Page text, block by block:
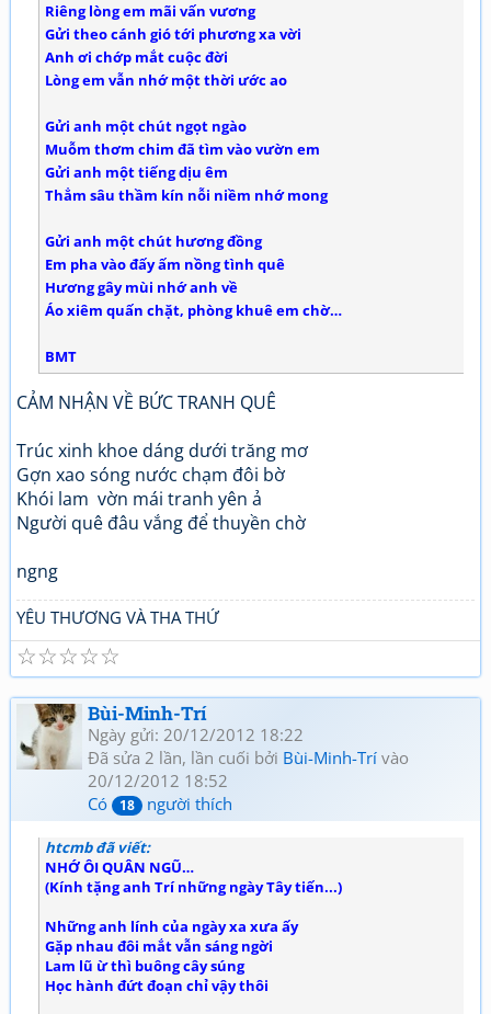
Riêng lòng em mãi vấn vương
Gửi theo cánh gió tới phương xa vời
Anh ơi chớp mắt cuộc đời
Lòng em vẫn nhớ một thời ước ao
Gửi anh một chút ngọt ngào
Muỗm thơm chim đã tìm vào vườn em
Gửi anh một tiếng dịu êm
Thẳm sâu thầm kín nỗi niềm nhớ mong
Gửi anh một chút hương đồng
Em pha vào đấy ấm nồng tình quê
Hương gây mùi nhớ anh về
Áo xiêm quấn chặt, phòng khuê em chờ…
BMT
CẢM NHẬN VỀ BỨC TRANH QUÊ
Trúc xinh khoe dáng dưới trăng mơ
Gợn xao sóng nước chạm đôi bờ
Khói lam vờn mái tranh yên ả
Người quê đâu vắng để thuyền chờ
ngng
YÊU THƯƠNG VÀ THA THỨ
☆
☆
☆
☆
☆
Bùi-Minh-Trí
Ngày gửi: 20/12/2012 18:22
Đã sửa 2 lần, lần cuối bởi Bùi-Minh-Trí vào
20/12/2012 18:52
Có
18 người thích
htcmbđã viết:
NHỚ ÔI QUÂN NGŨ…
(Kính tặng anh Trí những ngày Tây tiến...)
Những anh lính của ngày xa xưa ấy
Gặp nhau đôi mắt vẫn sáng ngời
Lam lũ ừ thì buông cây súng
Học hành đứt đoạn chỉ vậy thôi